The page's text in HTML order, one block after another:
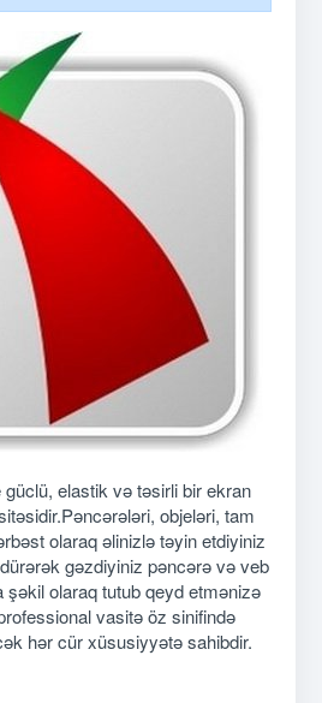
güclü, elastik və təsirli bir ekran
objeləri, tam
olaraq əlinizlə təyin etdiyiniz
gəzdiyiniz pəncərə və veb
şəkil olaraq tutub qeyd etmənizə
vasitə öz sinifində
hər cür xüsusiyyətə sahibdir.